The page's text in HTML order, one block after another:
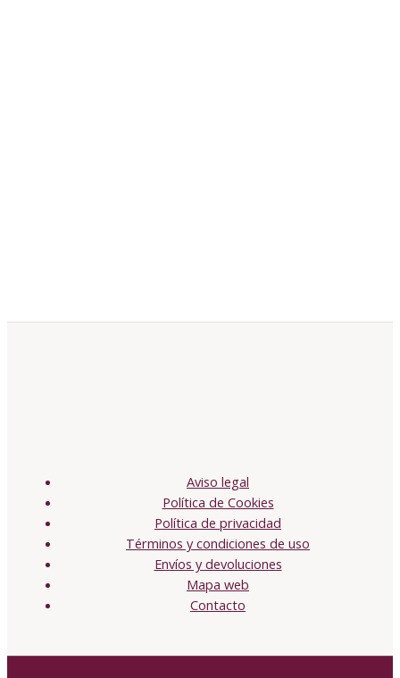
Aviso legal
Política de Cookies
Política de privacidad
Términos y condiciones de uso
Envíos y devoluciones
Mapa web
Contacto